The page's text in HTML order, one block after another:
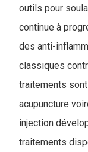
outils pour
continue à
des anti-
classiques
traitements
acupuncture
injection
traitements